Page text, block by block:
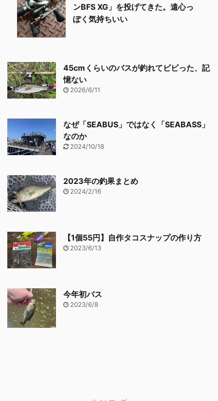
ンBFS XG」を投げてきた。遠心っ
ぽく気持ちいい
45cmくらいのバスが釣れてビビった、記
憶ない
2026/6/11
なぜ「SEABUS」ではなく「SEABASS」
なのか
2024/10/18
2023年の釣果まとめ
2024/2/16
【1個55円】自作タコスナップの作り方
2023/6/13
今年初バス
2023/6/8